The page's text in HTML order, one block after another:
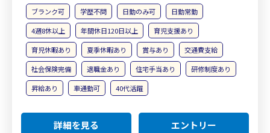
ブランク可 学歴不問 日勤のみ可
日勤常勤
4週8休以上
年間休日120日以上
育児支援あり
育児休暇あり
夏季休暇あり 賞与あり
交通費支給
社会保険完備
退職金あり 住宅手当あり
研修制度あり
昇給あり
車通勤可 40代活躍
詳細を見る エントリー